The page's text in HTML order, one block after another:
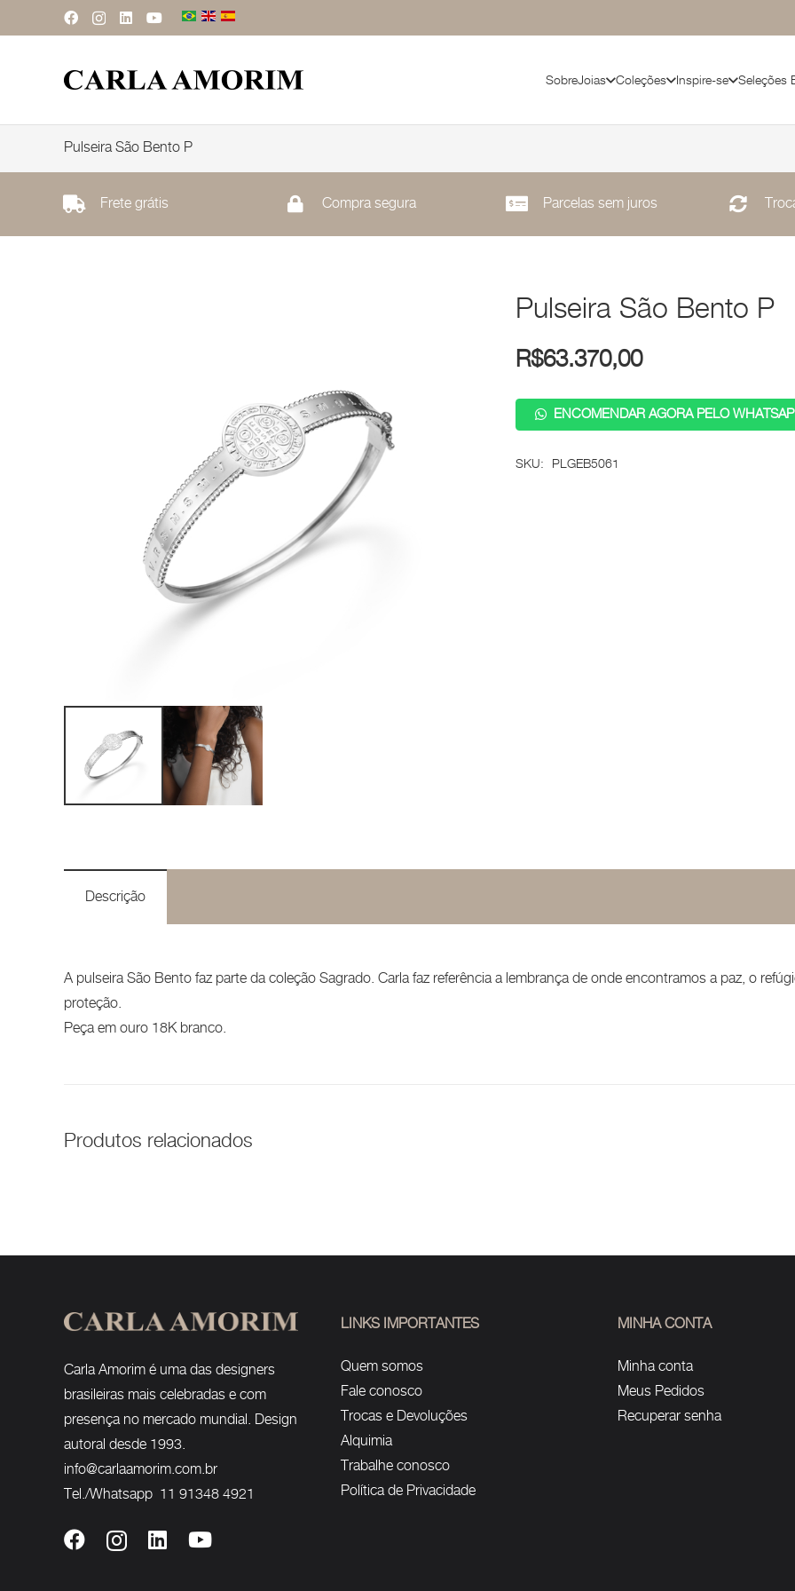
SobreJoias Coleções Inspire-se Seleções
Pulseira São Bento P
Frete grátis Compra segura Parcelas sem juros
Pulseira São Bento P
R$63.370,00
ENCOMENDAR AGORA PELO
SKU: PLGEB5061
Descrição
A pulseira São Bento faz parte da coleção Sagrado. Carla faz referência a lembrança de onde encontramos a paz, o
proteção.
Peça em ouro 18K branco.
Produtos relacionados
Carla Amorim é uma das designers
brasileiras mais celebradas e com
presença no mercado mundial. Design
autoral desde 1993.
info@carlaamorim.com.br
Tel./Whatsapp 11 91348 4921
LINKS IMPORTANTES
Quem somos
Fale conosco
Trocas e Devoluções
Alquimia
Trabalhe conosco
Política de Privacidade
MINHA CONTA
Minha conta
Meus Pedidos
Recuperar senha